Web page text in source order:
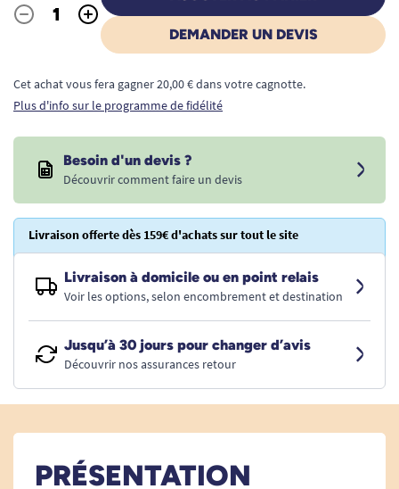
Quantité
- +
DEMANDER UN DEVIS
Cet achat vous fera gagner 20,00 € dans votre cagnotte.
Plus d'info sur le programme de fidélité
Besoin d'un devis ?
Découvrir comment faire un devis
Livraison offerte dès 159€ d'achats sur tout le site
Livraison à domicile ou en point relais
Voir les options, selon encombrement et destination
Jusqu’à 30 jours pour changer d’avis
Découvrir nos assurances retour
PRÉSENTATION